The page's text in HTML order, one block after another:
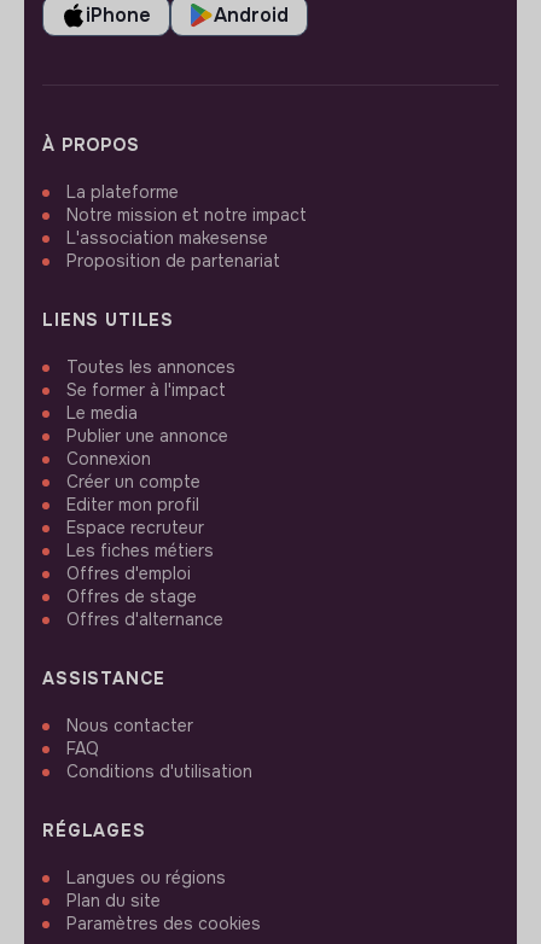
iPhone Android
À PROPOS
La plateforme
Notre mission et notre impact
L'association makesense
Proposition de partenariat
LIENS UTILES
Toutes les annonces
Se former à l'impact
Le media
Publier une annonce
Connexion
Créer un compte
Editer mon profil
Espace recruteur
Les fiches métiers
Offres d'emploi
Offres de stage
Offres d'alternance
ASSISTANCE
Nous contacter
FAQ
Conditions d'utilisation
RÉGLAGES
Langues ou régions
Plan du site
Paramètres des cookies